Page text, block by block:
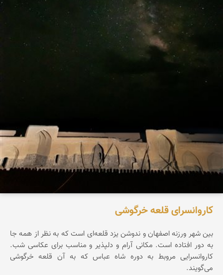
کاروانسرای قلعه خرگوشی
بین شهر ورزنه اصفهان و ندوشن یزد قلعه‌ای است که به نظر از همه جا
به دور افتاده است. مکانی آرام و دلپذیر و مناسب برای عکاسی شب.
کاروانسرایی مروبط به دوره شاه عباس که به آن قلعه خرگوشی
می‌گویند.